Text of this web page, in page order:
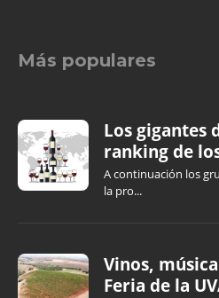
Más populares
Los gigantes
ranking de
A continuación los
la pro...
Vinos,
Feria de la